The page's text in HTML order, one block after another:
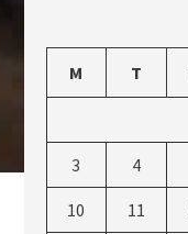
M T
3 4
10 11